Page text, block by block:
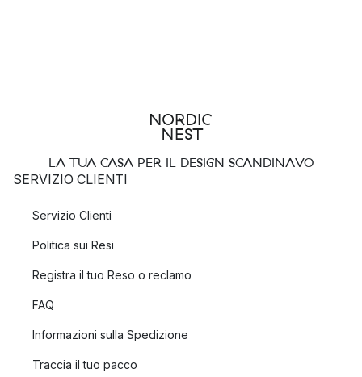
LA TUA CASA PER IL DESIGN SCANDINAVO
SERVIZIO CLIENTI
Servizio Clienti
Politica sui Resi
Registra il tuo Reso o reclamo
FAQ
Informazioni sulla Spedizione
Traccia il tuo pacco